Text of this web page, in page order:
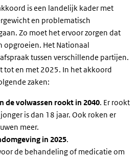
is een landelijk kader met
en problematisch
Zo moet het ervoor zorgen dat
Het Nationaal
tussen verschillende partijen.
tot en met 2025. In het akkoord
zaken:
de volwassen rookt in 2040. Er rookt
is dan 18 jaar. Ook roken er
meer.
in 2025.
de behandeling of medicatie om